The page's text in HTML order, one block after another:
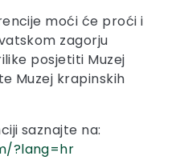
moći će proći i
zagorju
posjetiti Muzej
Muzej krapinskih
saznajte na:
?lang=hr